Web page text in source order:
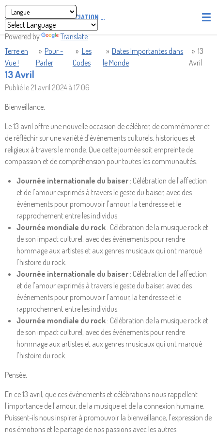
Powered by Translate
Passer
au
contenu
ASSOCIATION PIRATES' UNION OF LIGHT AND LOVE -
Terre en
Vue !
» Pour -
Parler
» Les
Codes
» Dates Importantes dans
le Monde
» 13
Avril
13 Avril
Publié le 21 avril 2024 à 17:06
Bienveillance,
Le 13 avril offre une nouvelle occasion de célébrer, de commémorer et
de réfléchir sur une variété d'événements culturels, historiques et
religieux à travers le monde. Que cette journée soit empreinte de
compassion et de compréhension pour toutes les communautés.
Journée internationale du baiser : Célébration de l'affection
et de l'amour exprimés à travers le geste du baiser, avec des
événements pour promouvoir l'amour, la tendresse et le
rapprochement entre les individus.
Journée mondiale du rock : Célébration de la musique rock et
de son impact culturel, avec des événements pour rendre
hommage aux artistes et aux genres musicaux qui ont marqué
l'histoire du rock.
Journée internationale du baiser : Célébration de l'affection
et de l'amour exprimés à travers le geste du baiser, avec des
événements pour promouvoir l'amour, la tendresse et le
rapprochement entre les individus.
Journée mondiale du rock : Célébration de la musique rock et
de son impact culturel, avec des événements pour rendre
hommage aux artistes et aux genres musicaux qui ont marqué
l'histoire du rock.
Pensée,
En ce 13 avril, que ces événements et célébrations nous rappellent
l'importance de l'amour, de la musique et de la connexion humaine.
Puissent-ils nous inspirer à promouvoir la bienveillance, l'expression de
nos émotions et le partage de nos passions avec les autres.